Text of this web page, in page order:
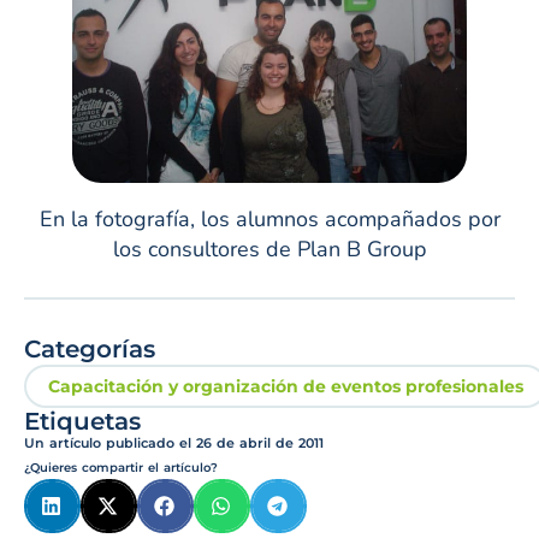
En la fotografía, los alumnos acompañados por
los consultores de Plan B Group
Categorías
Capacitación y organización de eventos profesionales
Etiquetas
Un artículo publicado el 26 de abril de 2011
¿Quieres compartir el artículo?